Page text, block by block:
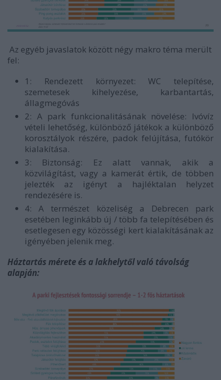
Az egyéb javaslatok között négy makro téma merült
fel:
1: Rendezett környezet: WC telepítése,
szemetesek kihelyezése, karbantartás,
állagmegóvás
2: A park funkcionalitásának növelése: Ivóvíz
vételi lehetőség, különböző játékok a különböző
korosztályok részére, padok felújítása, futókör
kialakítása.
3: Biztonság: Ez alatt vannak, akik a
közvilágítást, vagy a kamerát értik, de többen
jelezték az igényt a hajléktalan helyzet
rendezésére is.
4: A természet közeliség a Debrecen park
esetében leginkább új / több fa telepítésében és
esetlegesen egy közösségi kert kialakításának az
igényében jelenik meg.
Háztartás mérete és a lakhelytől való távolság
alapján: